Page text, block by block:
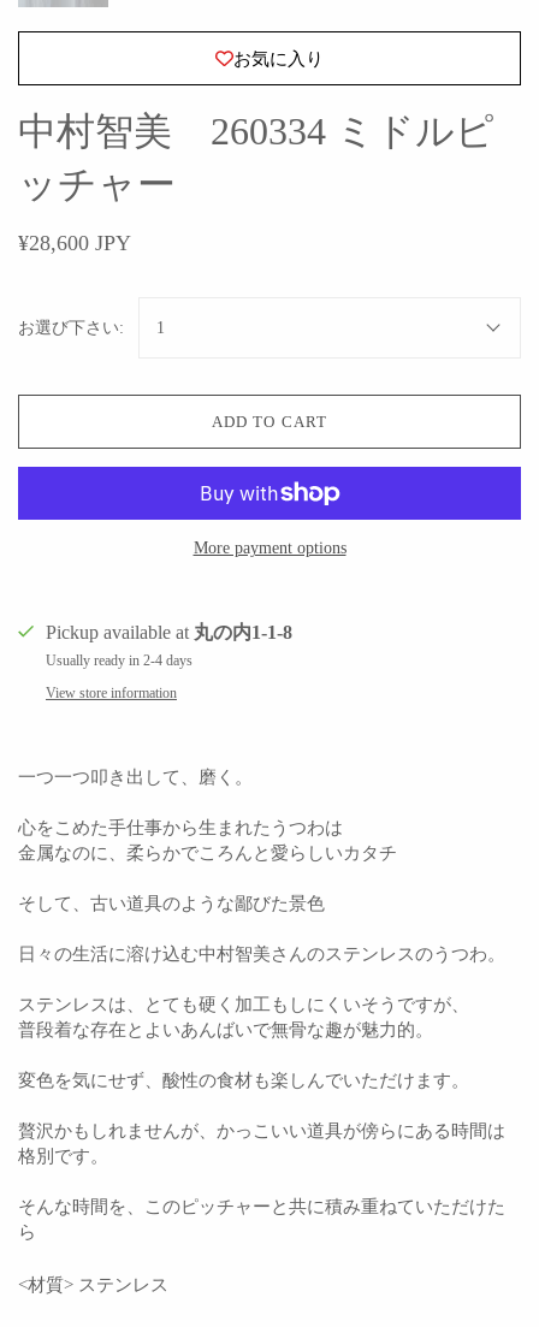
お気に入り
中村智美 260334 ミドルピ
ッチャー
¥28,600 JPY
お選び下さい: 1
ADD TO CART
More payment options
Pickup available at 丸の内1-1-8
Usually ready in 2-4 days
View store information
一つ一つ叩き出して、磨く。
心をこめた手仕事から生まれたうつわは
金属なのに、 柔らかでころんと愛らしいカタチ
そして、古い道具のような鄙びた景色
日々の生活に溶け込む中村智美さんのステンレスのうつわ。
ステンレスは、とても硬く加工もしにくいそうですが、
普段着な存在とよいあんばいで無骨な趣が魅力的。
変色を気にせず、酸性の食材も楽しんでいただけます。
贅沢かもしれませんが、かっこいい道具が傍らにある時間は
格別です。
そんな時間を、このピッチャーと共に積み重ねていただけた
ら
<材質> ステンレス